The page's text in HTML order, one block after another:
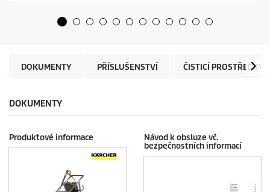
eDOKUMENTY PŘÍSLUŠENSTVÍ ČISTICÍ PROSTŘEDKY
DOKUMENTY
Produktové informace
Návod k obsluze vč.
bezpečnostních informací